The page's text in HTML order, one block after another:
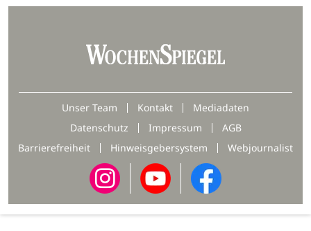
Unser Team Kontakt
Mediadaten
Datenschutz
Impressum
AGB
Barrierefreiheit
Hinweisgebersystem Webjournalist